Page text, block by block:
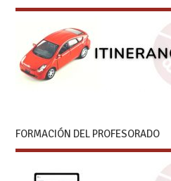
FORMACIÓN DEL PROFESORADO